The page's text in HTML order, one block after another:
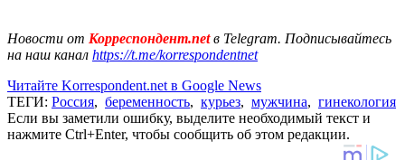
Новости от Корреспондент.netв Telegram. Подписывайтесь
на наш канал https://t.me/korrespondentnet
Читайте Korrespondent.net в Google News
ТЕГИ: Россия, беременность, курьез, мужчина, гинекология
Если вы заметили ошибку, выделите необходимый текст и
нажмите Ctrl+Enter, чтобы сообщить об этом редакции.